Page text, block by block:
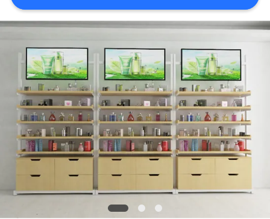
HARITASI
PRIVACY
POLICY